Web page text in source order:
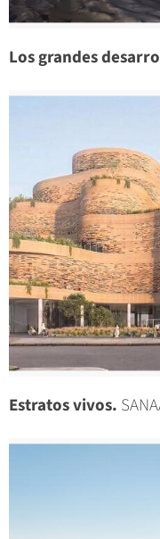
Los grandes
Estratos vivos.